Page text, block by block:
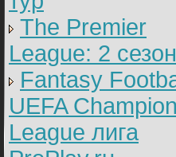
The Premier
League: 2 cезон
Fantasy
UEFA
League лига